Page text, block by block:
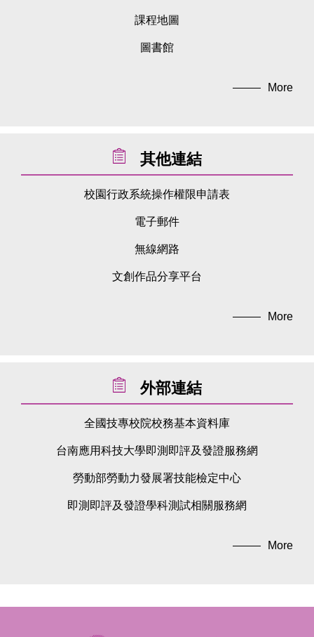
課程地圖
圖書館
More
其他連結
校園行政系統操作權限申請表
電子郵件
無線網路
文創作品分享平台
More
外部連結
全國技專校院校務基本資料庫
台南應用科技大學即測即評及發證服務網
勞動部勞動力發展署技能檢定中心
即測即評及發證學科測試相關服務網
More